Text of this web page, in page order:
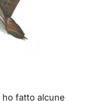
fatto alcune